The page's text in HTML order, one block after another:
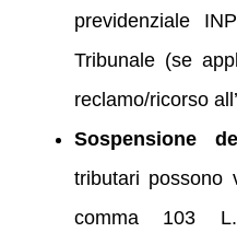
previdenziale
Tribunale (se
reclamo/ricorso
Sospensione
tributari possono
comma 103